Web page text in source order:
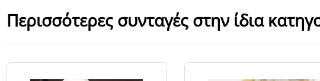
Περισσότερες συνταγές στην ίδια